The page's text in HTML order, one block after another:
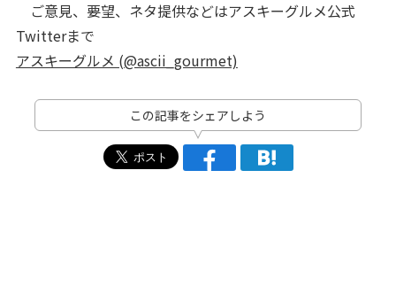
ご意見、要望、ネタ提供などはアスキーグルメ公式
Twitterまで
アスキーグルメ (@ascii_gourmet)
この記事をシェアしよう